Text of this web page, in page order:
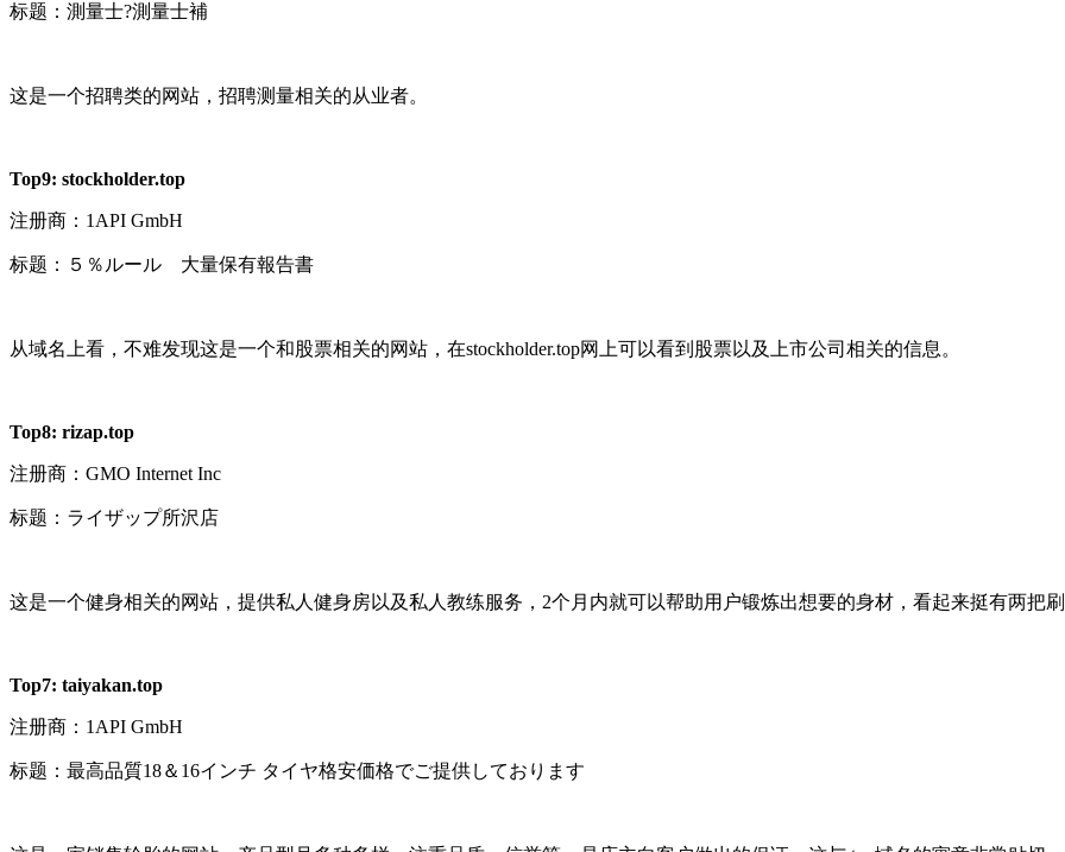
标题：測量士?測量士補
这是一个招聘类的网站，招聘测量相关的从业者。
Top9: stockholder.top
注册商： 1API GmbH
标题：５％ルール 大量保有報告書
从域名上看，不难发现这是一个和股票相关的网站，在stockholder.top网上可以看到股票以及上市公司相关的信息。
Top8: rizap.top
注册商： GMO Internet Inc
标题：ライザップ所沢店
这是一个健身相关的网站，提供私人健身房以及私人教练服务， 2个月内就可以帮助用户锻炼出想要的身材，看起来挺有两把
Top7: taiyakan.top
注册商： 1API GmbH
标题：最高品質18＆ 16インチ タイヤ格安価格でご提供しております